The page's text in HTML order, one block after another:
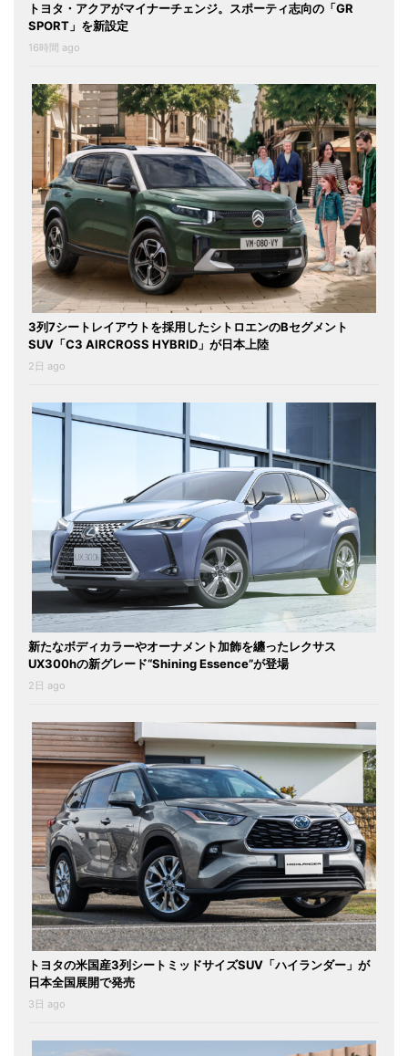
トヨタ・アクアがマイナーチェンジ。スポーティ志向の「GR
SPORT」を新設定
16時間 ago
3列7シートレイアウトを採用したシトロエンのBセグメント
SUV「C3 AIRCROSS HYBRID」が日本上陸
2日 ago
新たなボディカラーやオーナメント加飾を纏ったレクサス
UX300hの新グレード“Shining Essence”が登場
2日 ago
トヨタの米国産3列シートミッドサイズSUV「ハイランダー」が
日本全国展開で発売
3日 ago